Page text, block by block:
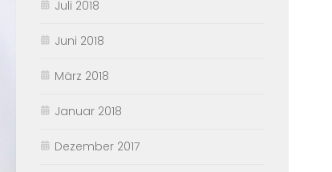
Juli 2018
Juni 2018
März 2018
Januar 2018
Dezember 2017